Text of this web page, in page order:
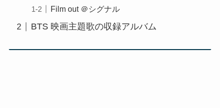
Film out ＠シグナル
BTS 映画主題歌の収録アルバム